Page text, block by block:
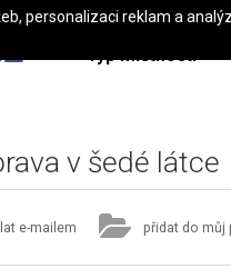
Typ místnosti
v šedé látce
e-mailem přidat do můj
personalizaci reklam a